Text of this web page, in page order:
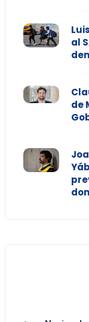
al
de